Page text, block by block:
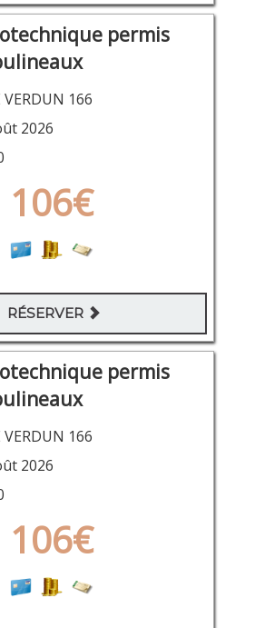
permis
VERDUN 166
2026
106€
RÉSERVER
permis
VERDUN 166
2026
106€